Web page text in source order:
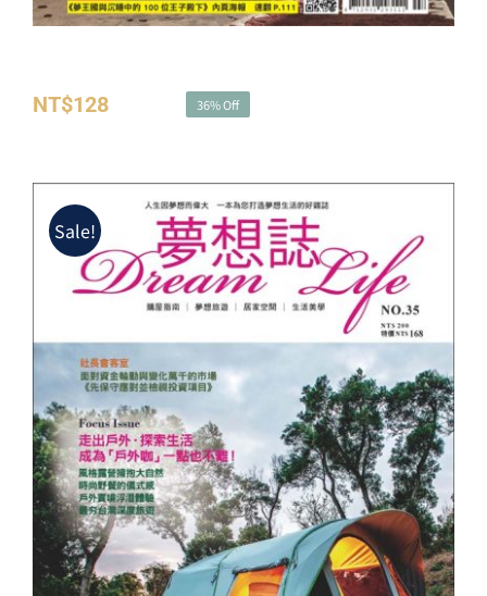
原
價
格：
NT$200。
NT$128
目
價
格：
NT$128。
36% Off
Sale!
夢想誌NO.35－走出戶外 探索生活